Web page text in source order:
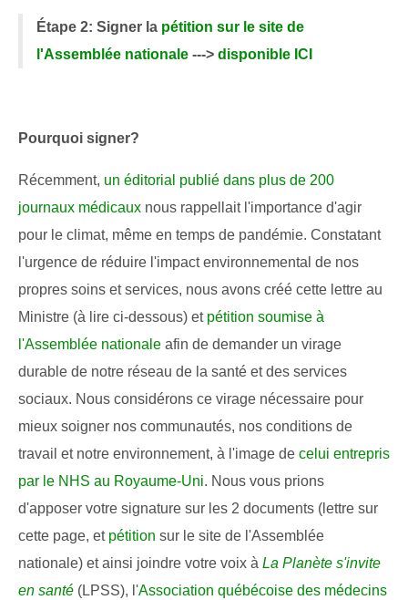
Étape 2: Signer la pétition sur le site de
l'Assemblée nationale ---> disponible ICI
Pourquoi signer?
Récemment, un éditorial publié dans plus de 200
journaux médicaux nous rappellait l'importance d'agir
pour le climat, même en temps de pandémie. Constatant
l'urgence de réduire l'impact environnemental de nos
propres soins et services, nous avons créé cette lettre au
Ministre (à lire ci-dessous) et pétition soumise à
l'Assemblée nationale afin de demander un virage
durable de notre réseau de la santé et des services
sociaux. Nous considérons ce virage nécessaire pour
mieux soigner nos communautés, nos conditions de
travail et notre environnement, à l'image de celui entrepris
par le NHS au Royaume-Uni. Nous vous prions
d'apposer votre signature sur les 2 documents (lettre sur
cette page, et pétition sur le site de l'Assemblée
nationale) et ainsi joindre votre voix à La Planète s'invite
en santé (LPSS), l 'Association québécoise des médecins